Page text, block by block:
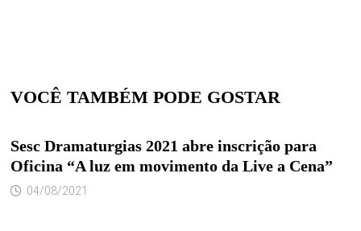
VOCÊ TAMBÉM PODE GOSTAR
Sesc Dramaturgias 2021 abre inscrição para
Oficina “A luz em movimento da Live a Cena”
04/08/2021